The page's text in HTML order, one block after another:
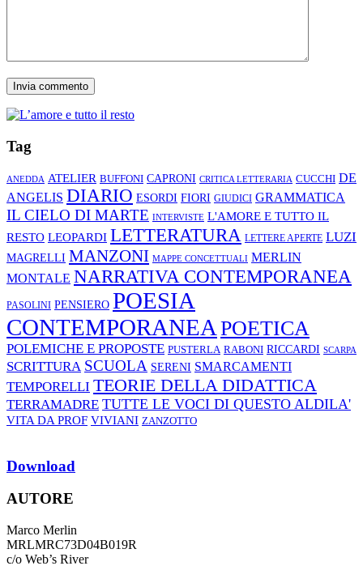
Tag
ANEDDA ATELIER BUFFONI CAPRONI CRITICA LETTERARIA CUCCHI DE
ANGELIS DIARIO ESORDI FIORI GIUDICI GRAMMATICA
IL CIELO DI MARTE INTERVISTE L'AMORE E TUTTO IL
RESTO LEOPARDI LETTERATURA LETTERE APERTE LUZI
MAGRELLI MANZONI MAPPE CONCETTUALI MERLIN
MONTALE NARRATIVA CONTEMPORANEA
PASOLINI PENSIERO POESIA
CONTEMPORANEA POETICA
POLEMICHE E PROPOSTE PUSTERLA RABONI RICCARDI SCARPA
SCRITTURA SCUOLA SERENI SMARCAMENTI
TEMPORELLI TEORIE DELLA DIDATTICA
TERRAMADRE TUTTE LE VOCI DI QUESTO ALDILA'
VITA DA PROF VIVIANI ZANZOTTO
Download
AUTORE
Marco Merlin
MRLMRC73D04B019R
c/o Web’s River